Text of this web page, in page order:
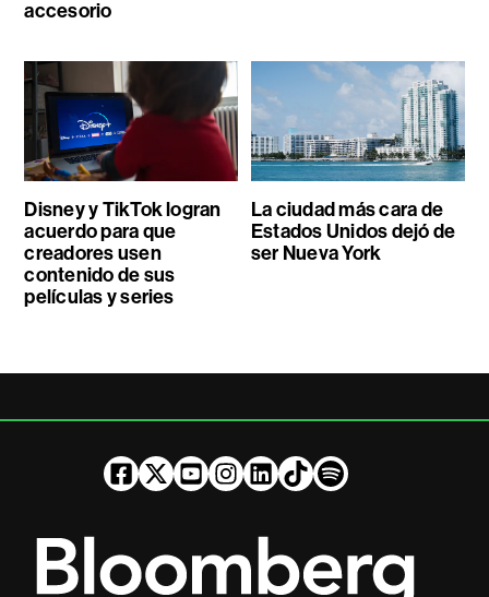
accesorio
Disney y TikTok logran
acuerdo para que
creadores usen
contenido de sus
películas y series
La ciudad más cara de
Estados Unidos dejó de
ser Nueva York